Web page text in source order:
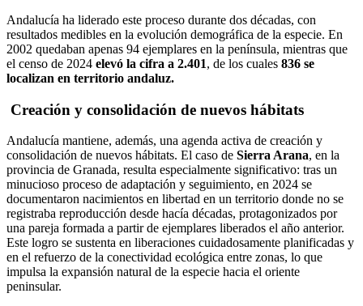
Andalucía ha liderado este proceso durante dos décadas, con
resultados medibles en la evolución demográfica de la especie. En
2002 quedaban apenas 94 ejemplares en la península, mientras que
el censo de 2024 elevó la cifra a 2.401, de los cuales 836 se
localizan en territorio andaluz.
Creación y consolidación de nuevos hábitats
Andalucía mantiene, además, una agenda activa de creación y
consolidación de nuevos hábitats. El caso de Sierra Arana, en la
provincia de Granada, resulta especialmente significativo: tras un
minucioso proceso de adaptación y seguimiento, en 2024 se
documentaron nacimientos en libertad en un territorio donde no se
registraba reproducción desde hacía décadas, protagonizados por
una pareja formada a partir de ejemplares liberados el año anterior.
Este logro se sustenta en liberaciones cuidadosamente planificadas y
en el refuerzo de la conectividad ecológica entre zonas, lo que
impulsa la expansión natural de la especie hacia el oriente
peninsular.